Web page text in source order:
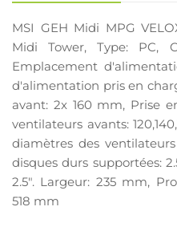
MSI GEH Midi MPG
Midi Tower, Type: PC,
Emplacement
d'alimentation pris en
avant: 2x 160 mm, Prise
ventilateurs avants:
diamètres des
disques durs supportées:
2.5". Largeur: 235 mm,
518 mm